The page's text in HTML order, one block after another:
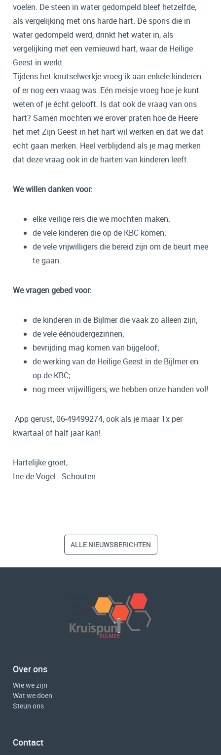
voelen. De steen in water gedompeld bleef hetzelfde,
als vergelijking met ons harde hart. De spons die in
water gedompeld werd, drinkt het water in, als
vergelijking met een vernieuwd hart, waar de Heilige
Geest in werkt.
Tijdens het knutselwerkje vroeg ik aan enkele kinderen
of er nog een vraag was. Eén meisje vroeg hoe je kunt
weten of je écht gelooft. Is dat ook de vraag van ons
hart? Samen mochten we erover praten hoe de Heere
het met Zijn Geest in het hart wil werken en dat we dat
echt gaan merken. Heel verblijdend als je mag merken
dat deze vraag ook in de harten van kinderen leeft.
We willen danken voor:
elke veilige reis die we mochten maken;
de vele kinderen die op de KBC komen;
de vele vrijwilligers die bereid zijn om de beurt mee
te gaan.
We vragen gebed voor:
de kinderen in de Bijlmer die vaak zo alleen zijn;
de vele éénoudergezinnen;
bevrijding mag komen van bijgeloof;
de werking van de Heilige Geest in de Bijlmer en
op de KBC;
nog meer vrijwilligers, we hebben onze handen vol!
App gerust, 06-49499274, ook als je maar 1x per
kwartaal of half jaar kan!
Hartelijke groet,
Ine de Vogel - Schouten
ALLE NIEUWSBERICHTEN
Over ons
Wie we zijn
Wat we doen
Steun ons
Contact